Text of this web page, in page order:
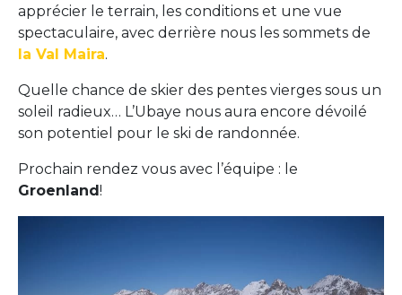
apprécier le terrain, les conditions et une vue
spectaculaire, avec derrière nous les sommets de
la Val Maira.
Quelle chance de skier des pentes vierges sous un
soleil radieux… L’Ubaye nous aura encore dévoilé
son potentiel pour le ski de randonnée.
Prochain rendez vous avec l’équipe : le
Groenland!